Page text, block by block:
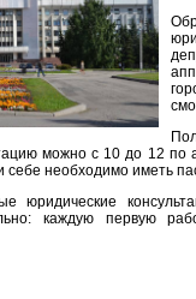
можно с 10 до 12 по
себе необходимо иметь
юридические
каждую первую